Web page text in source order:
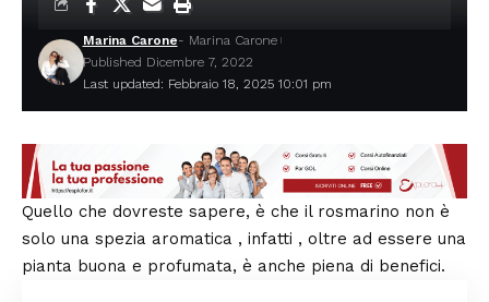
Last updated: Febbraio 18, 2025 10:01 pm
Marina Carone- Marina Carone
Published Dicembre 7, 2022
Quello che dovreste sapere, è che il rosmarino non è
solo una spezia aromatica , infatti , oltre ad essere una
pianta buona e profumata, è anche piena di benefici.